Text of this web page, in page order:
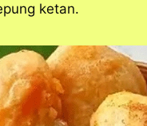
ketan.